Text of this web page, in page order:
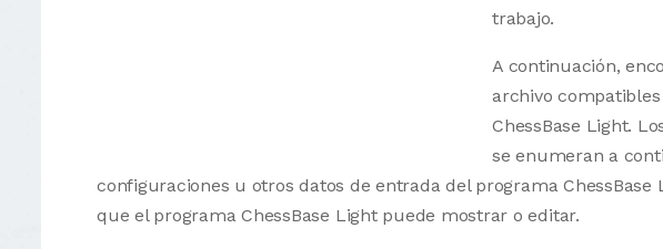
trabajo.
A continuación,
archivo
ChessBase Light.
se enumeran a
configuraciones u otros datos de entrada del programa ChessBase
que el programa ChessBase Light puede mostrar o editar.